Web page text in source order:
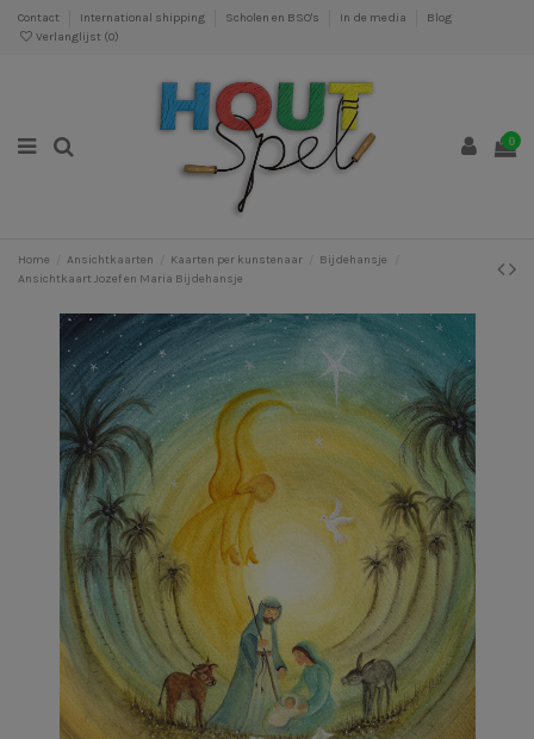
Contact International shipping Scholen en BSO's In de media
Blog
Verlanglijst (0)
0
Home Ansichtkaarten Kaarten per kunstenaar
Bijdehansje
Ansichtkaart Jozef en Maria Bijdehansje